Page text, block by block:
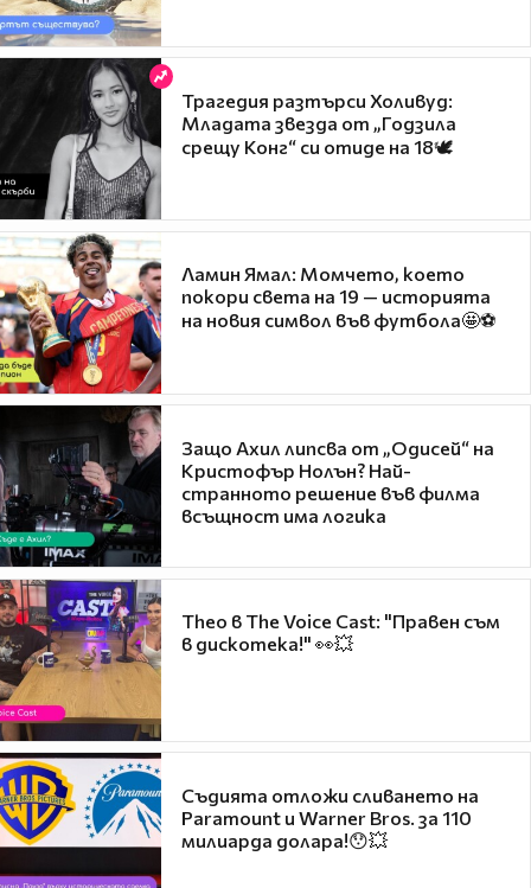
Трагедия разтърси Холивуд:
Младата звезда от „Годзила
срещу Конг“ си отиде на 18🕊️
Ламин Ямал: Момчето, което
покори света на 19 — историята
на новия символ във футбола🤩⚽
Защо Ахил липсва от „Одисей“ на
Кристофър Нолън? Най-
странното решение във филма
всъщност има логика
Theo в The Voice Cast: "Правен съм
в дискотека!" 👀💥
Съдията отложи сливането на
Paramount и Warner Bros. за 110
милиарда долара!😯💥